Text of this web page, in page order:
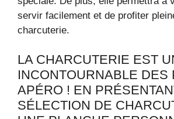
servir facilement et de profiter
charcuterie.
LA CHARCUTERIE EST
INCONTOURNABLE DES
APÉRO ! EN
SÉLECTION DE